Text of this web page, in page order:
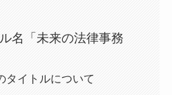
名「未来の法律事務
タイトルについて